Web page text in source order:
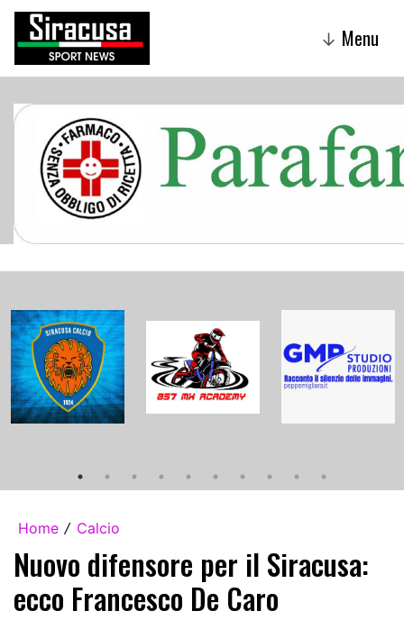
↓ Menu
Home / Calcio
Nuovo difensore per il Siracusa:
ecco Francesco De Caro